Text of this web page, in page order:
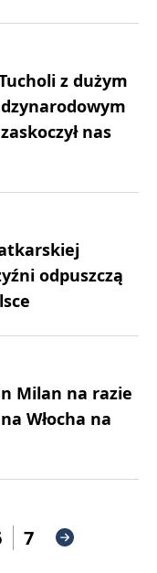
z dużym
nas
odpuszczą
Milan na razie
Włocha na
7